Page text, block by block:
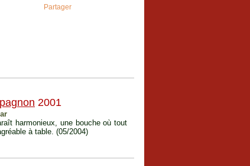
2001
harmonieux, une bouche où tout
à table. (05/2004)
Partager